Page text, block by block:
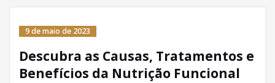
9 de maio de 2023
Descubra as Causas, Tratamentos e
Benefícios da Nutrição Funcional